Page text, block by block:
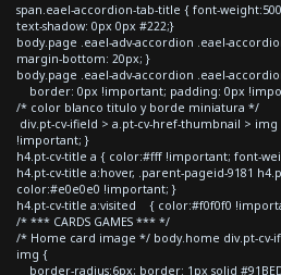
span.eael-accordion-tab-title { font-
text-shadow: 0px 0px #222;}
body.page .eael-adv-accordion .eael-
margin-bottom: 20px; }
body.page .eael-adv-accordion .eael-
border: 0px !important; padding: 0px
/* color blanco titulo y borde miniatura */
div.pt-cv-ifield > a.pt-cv-href-thumbnail >
!important; }
h4.pt-cv-title a { color:#fff !important; font-
h4.pt-cv-title a:hover, .parent-pageid-9181
color:#e0e0e0 !important; }
h4.pt-cv-title a:visited { color:#f0f0f0
/* *** CARDS GAMES *** */
/* Home card image */ body.home div.pt-cv-
img {
border-radius:6px; border: 1px solid